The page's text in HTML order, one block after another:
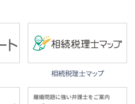
相続税理士マップ